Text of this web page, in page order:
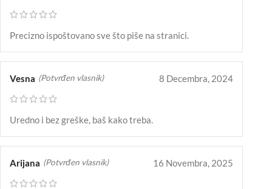
Precizno ispoštovano sve što piše na stranici.
Vesna (Potvrđen vlasnik) 8 Decembra, 2024
Uredno i bez greške, baš kako treba.
Arijana (Potvrđen vlasnik) 16 Novembra, 2025